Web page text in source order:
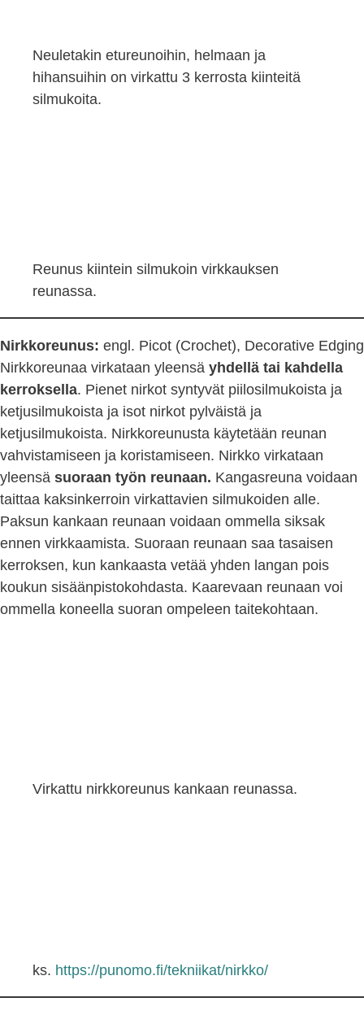
Neuletakin etureunoihin, helmaan ja
hihansuihin on virkattu 3 kerrosta kiinteitä
silmukoita.
Reunus kiintein silmukoin virkkauksen
reunassa.
Nirkkoreunus: engl. Picot (Crochet), Decorative Edging
Nirkkoreunaa virkataan yleensä yhdellä tai kahdella
kerroksella. Pienet nirkot syntyvät piilosilmukoista ja
ketjusilmukoista ja isot nirkot pylväistä ja
ketjusilmukoista. Nirkkoreunusta käytetään reunan
vahvistamiseen ja koristamiseen. Nirkko virkataan
yleensä suoraan työn reunaan. Kangasreuna voidaan
taittaa kaksinkerroin virkattavien silmukoiden alle.
Paksun kankaan reunaan voidaan ommella siksak
ennen virkkaamista. Suoraan reunaan saa tasaisen
kerroksen, kun kankaasta vetää yhden langan pois
koukun sisäänpistokohdasta. Kaarevaan reunaan voi
ommella koneella suoran ompeleen taitekohtaan.
Virkattu nirkkoreunus kankaan reunassa.
ks. https://punomo.fi/tekniikat/nirkko/